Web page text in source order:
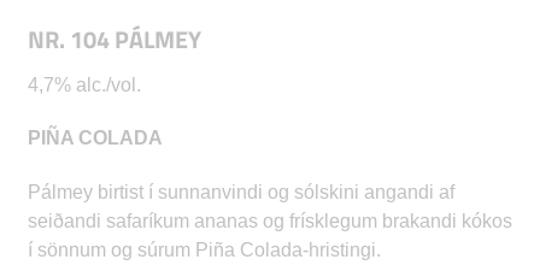
NR. 104 PÁLMEY
4,7% alc./vol.
PIÑA COLADA
Pálmey birtist í sunnanvindi og sólskini angandi af
seiðandi safaríkum ananas og frísklegum brakandi kókos
í sönnum og súrum Piña Colada-hristingi.